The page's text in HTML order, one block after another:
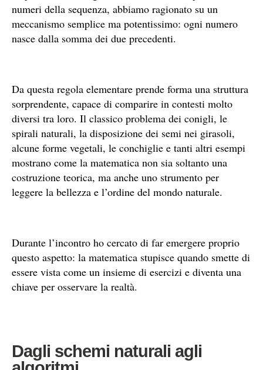
numeri della sequenza, abbiamo ragionato su un
meccanismo semplice ma potentissimo: ogni numero
nasce dalla somma dei due precedenti.
Da questa regola elementare prende forma una struttura
sorprendente, capace di comparire in contesti molto
diversi tra loro. Il classico problema dei conigli, le
spirali naturali, la disposizione dei semi nei girasoli,
alcune forme vegetali, le conchiglie e tanti altri esempi
mostrano come la matematica non sia soltanto una
costruzione teorica, ma anche uno strumento per
leggere la bellezza e l’ordine del mondo naturale.
Durante l’incontro ho cercato di far emergere proprio
questo aspetto: la matematica stupisce quando smette di
essere vista come un insieme di esercizi e diventa una
chiave per osservare la realtà.
Dagli schemi naturali agli